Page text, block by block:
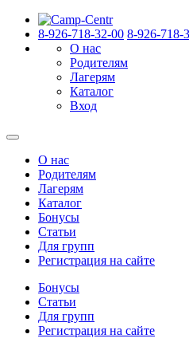
8-926-718-32-00 8-926-718-
О нас
Родителям
Лагерям
Каталог
Вход
О нас
Родителям
Лагерям
Каталог
Бонусы
Статьи
Для групп
Регистрация на сайте
Бонусы
Статьи
Для групп
Регистрация на сайте